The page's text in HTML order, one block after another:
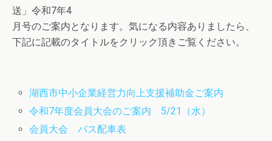
送」令和7年4
月号のご案内となります。気になる内容ありましたら、
下記に記載のタイトルをクリック頂きご覧ください。
湖西市中小企業経営力向上支援補助金ご案内
令和7年度会員大会のご案内 5/21（水）
会員大会 バス配車表